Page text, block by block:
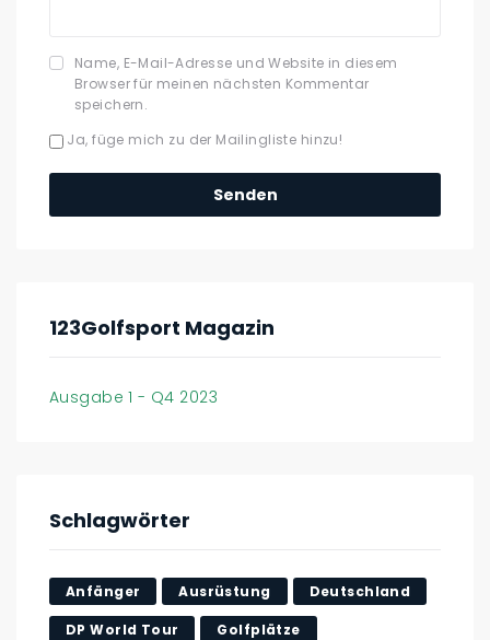
Name, E-Mail-Adresse und Website in diesem
Browser für meinen nächsten Kommentar
speichern.
Ja, füge mich zu der Mailingliste hinzu!
123Golfsport Magazin
Ausgabe 1 - Q4 2023
Schlagwörter
Anfänger Ausrüstung Deutschland
DP World Tour Golfplätze